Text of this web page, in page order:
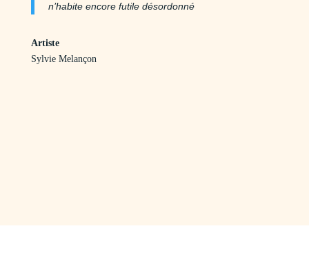
n’habite encore futile désordonné
Artiste
Sylvie Melançon